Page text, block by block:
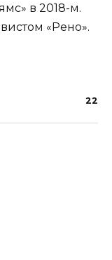
в 2018-м.
«Рено».
22